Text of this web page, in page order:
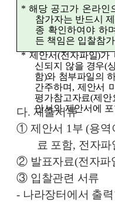
*해당 공고가 온라인
참가자는 반드시
종 확인하여야 하며
든 책임은 입찰참
*제안서(전자파일)가
신되지 않을 경우(
함)와 첨부파일의
간주하며 , 제안서
평가참고자료(제안
안서와 제안서에
다. 제출서류
① 제안서 1 부(용역
료 포함, 전자파
② 발표자료(전자파
③ 입찰관련 서류
- 나라장터에서 출